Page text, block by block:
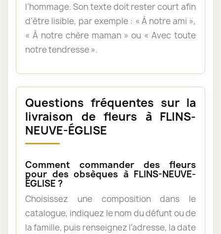
l’hommage. Son texte doit rester court afin
d’être lisible, par exemple : « À notre ami »,
« À notre chère maman » ou « Avec toute
notre tendresse ».
Questions fréquentes sur la
livraison de fleurs à FLINS-
NEUVE-ÉGLISE
Comment commander des fleurs
pour des obsèques à FLINS-NEUVE-
ÉGLISE ?
Choisissez une composition dans le
catalogue, indiquez le nom du défunt ou de
la famille, puis renseignez l’adresse, la date